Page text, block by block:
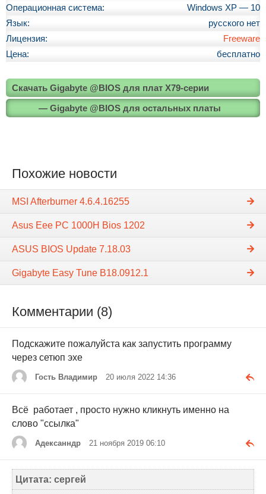
Операционная система:
Windows XP — 10
Язык:
русского нет
Лицензия:
Freeware
Цена:
бесплатно
Скачать Gigabyte @BIOS для плат X79-серии
— Gigabyte @BIOS для остальных платы
Похожие новости
MSI Afterburner 4.6.4.16255
Asus Eee PC 1000H Bios 1202
ASUS BIOS Update 7.18.03
Gigabyte Easy Tune B18.0912.1
Комментарии (8)
Подскажите пожалуйста как запустить программу
через сетюп эхе
Гость Владимир 20 июля 2022 14:36
Всё работает , просто нужно кликнуть именно на
слово "ссылка"
Адексанндр 21 ноября 2019 06:10
Цитата: сергей